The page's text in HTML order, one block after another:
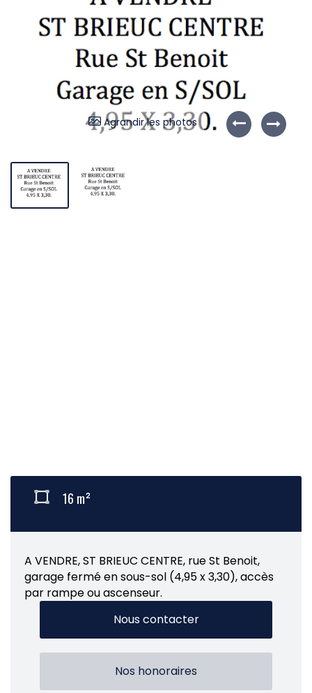
Liens utiles Partenaires Nos avis Nos outils
Agrandir les photos
16 m²
A VENDRE, ST BRIEUC CENTRE, rue St Benoit,
garage fermé en sous-sol (4,95 x 3,30), accès
par rampe ou ascenseur.
Nous contacter
Nos honoraires